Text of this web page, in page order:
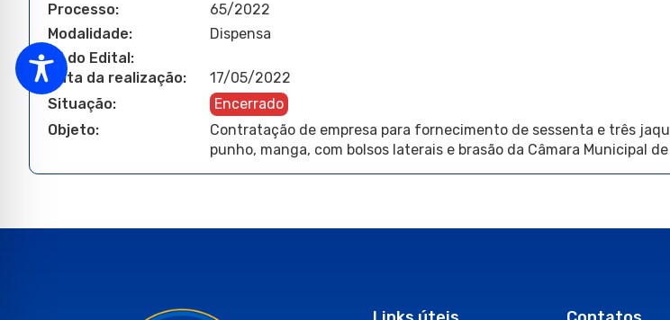
Processo:
65/2022
Modalidade:
Dispensa
N° do Edital:
Data da realização:
17/05/2022
Situação:
Encerrado
Objeto:
Contratação de empresa para fornecimento de sessenta e três
punho, manga, com bolsos laterais e brasão da Câmara Municipal